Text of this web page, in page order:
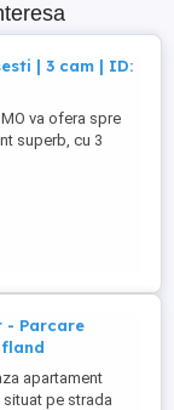
| 3 cam | ID:
va ofera spre
superb, cu 3
Marasesti, in
comerciale
Imobilul
- Parcare
apartament
pe strada